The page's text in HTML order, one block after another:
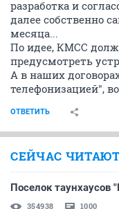
разработка и
далее собственно
месяца...
По идее, КМСС
предусмотреть
А в наших
телефонизацией",
ОТВЕТИТЬ
СЕЙЧАС
Поселок таунхаусов
354938 1000